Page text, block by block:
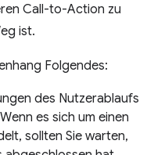
Call-to-Action zu
ist.
Folgendes:
des Nutzerablaufs
es sich um einen
sollten Sie warten,